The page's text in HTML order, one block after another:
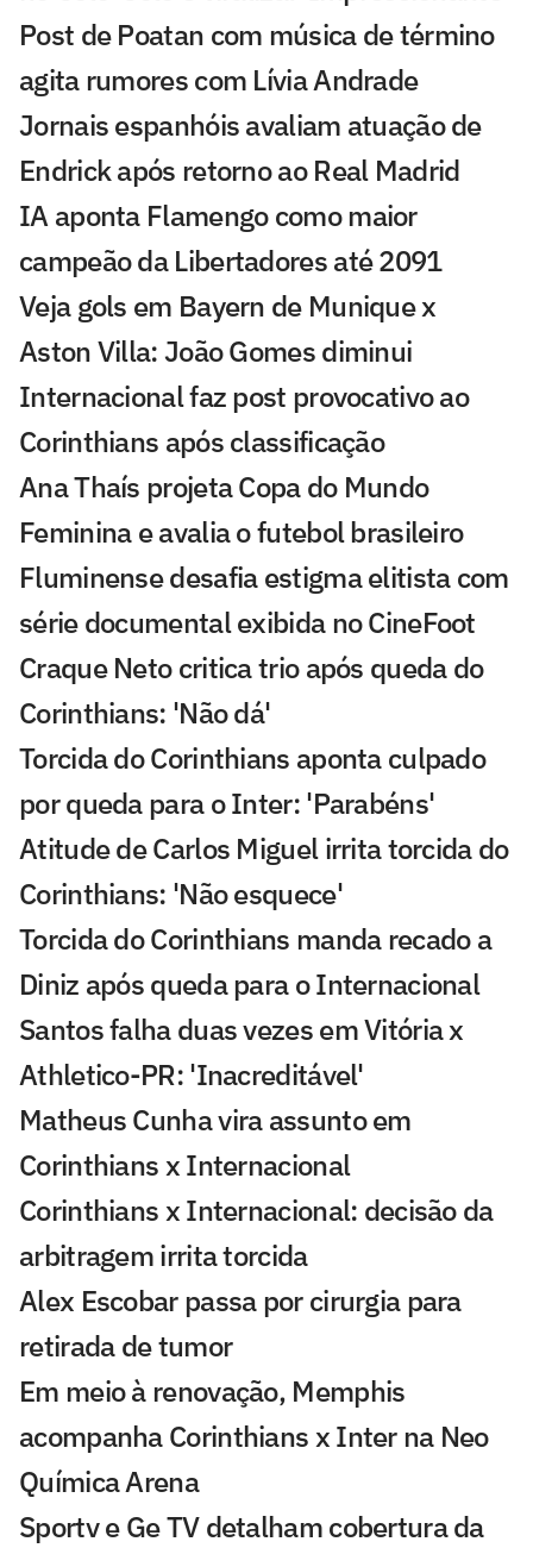
Post de Poatan com música de término
agita rumores com Lívia Andrade
Jornais espanhóis avaliam atuação de
Endrick após retorno ao Real Madrid
IA aponta Flamengo como maior
campeão da Libertadores até 2091
Veja gols em Bayern de Munique x
Aston Villa: João Gomes diminui
Internacional faz post provocativo ao
Corinthians após classificação
Ana Thaís projeta Copa do Mundo
Feminina e avalia o futebol brasileiro
Fluminense desafia estigma elitista com
série documental exibida no CineFoot
Craque Neto critica trio após queda do
Corinthians: 'Não dá'
Torcida do Corinthians aponta culpado
por queda para o Inter: 'Parabéns'
Atitude de Carlos Miguel irrita torcida do
Corinthians: 'Não esquece'
Torcida do Corinthians manda recado a
Diniz após queda para o Internacional
Santos falha duas vezes em Vitória x
Athletico-PR: 'Inacreditável'
Matheus Cunha vira assunto em
Corinthians x Internacional
Corinthians x Internacional: decisão da
arbitragem irrita torcida
Alex Escobar passa por cirurgia para
retirada de tumor
Em meio à renovação, Memphis
acompanha Corinthians x Inter na Neo
Química Arena
Sportv e Ge TV detalham cobertura da